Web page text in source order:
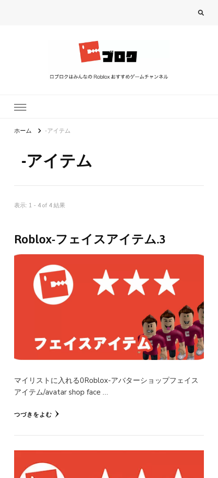
ホーム -アイテム
-アイテム
表示: 1 - 4 of 4 結果
Roblox-フェイスアイテム.3
マイリストに入れる0Roblox-アバターショップフェイス
アイテム/avatar shop face …
つづきをよむ